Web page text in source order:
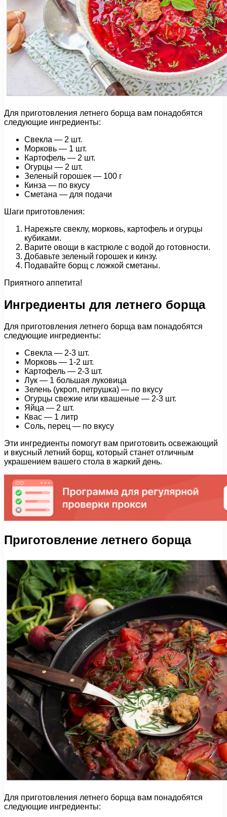
Для приготовления летнего борща вам понадобятся
следующие ингредиенты:
Свекла — 2 шт.
Морковь — 1 шт.
Картофель — 2 шт.
Огурцы — 2 шт.
Зеленый горошек — 100 г
Кинза — по вкусу
Сметана — для подачи
Шаги приготовления:
Нарежьте свеклу, морковь, картофель и огурцы
кубиками.
Варите овощи в кастрюле с водой до готовности.
Добавьте зеленый горошек и кинзу.
Подавайте борщ с ложкой сметаны.
Приятного аппетита!
Ингредиенты для летнего борща
Для приготовления летнего борща вам понадобятся
следующие ингредиенты:
Свекла — 2-3 шт.
Морковь — 1-2 шт.
Картофель — 2-3 шт.
Лук — 1 большая луковица
Зелень (укроп, петрушка) — по вкусу
Огурцы свежие или квашеные — 2-3 шт.
Яйца — 2 шт.
Квас — 1 литр
Соль, перец — по вкусу
Эти ингредиенты помогут вам приготовить освежающий
и вкусный летний борщ, который станет отличным
украшением вашего стола в жаркий день.
Приготовление летнего борща
Для приготовления летнего борща вам понадобятся
следующие ингредиенты: